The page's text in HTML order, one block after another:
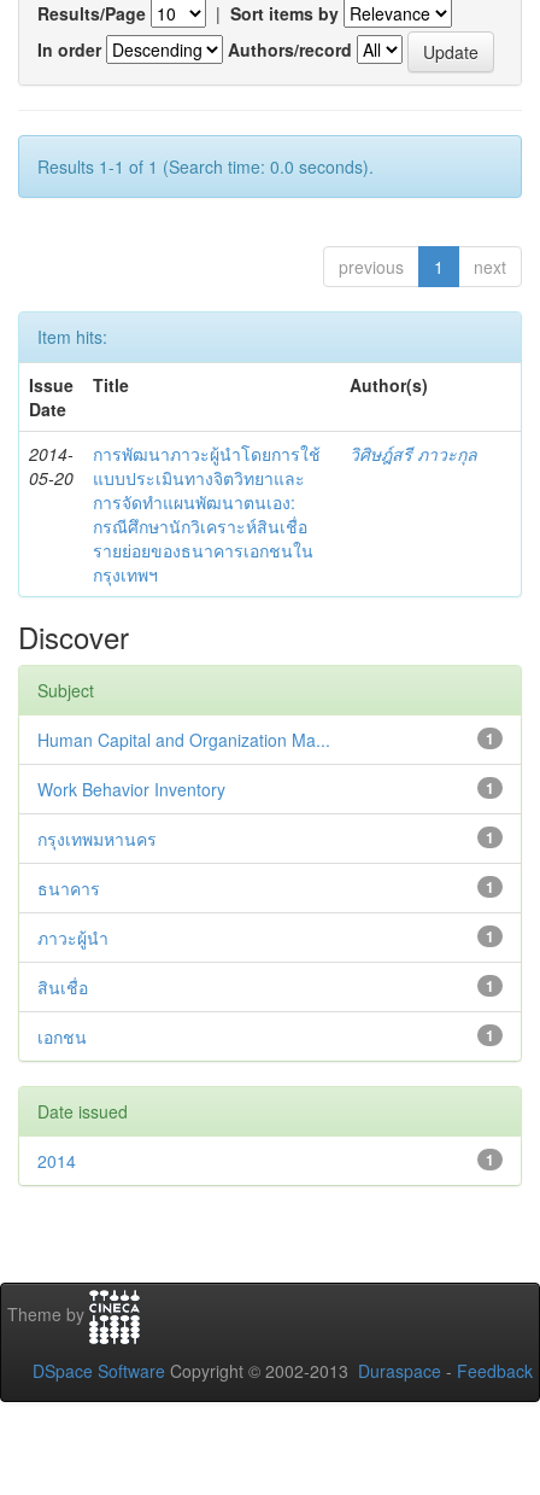
Results/Page | Sort items by
In order
Authors/record
Results 1-1 of 1 (Search time: 0.0 seconds).
previous 1 next
Item hits:
Issue
Date
Title Author(s)
2014-
05-20
การพัฒนาภาวะผู้นำโดยการใช้
แบบประเมินทางจิตวิทยาและ
การจัดทำแผนพัฒนาตนเอง:
กรณีศึกษานักวิเคราะห์สินเชื่อ
รายย่อยของธนาคารเอกชนใน
กรุงเทพฯ
วิศิษฎ์สรี ภาวะกุล
Discover
Subject
1
Human Capital and Organization Ma...
1
Work Behavior Inventory
1
กรุงเทพมหานคร
1
ธนาคาร
1
ภาวะผู้นำ
1
สินเชื่อ
1
เอกชน
Date issued
1
2014
Theme by
DSpace Software Copyright © 2002-2013 Duraspace - Feedback